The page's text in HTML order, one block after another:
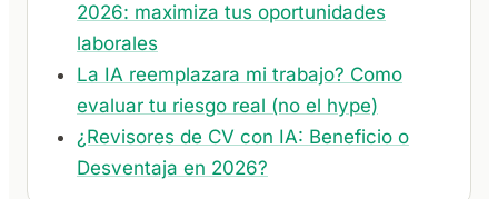
2026: maximiza tus oportunidades
laborales
La IA reemplazara mi trabajo? Como
evaluar tu riesgo real (no el hype)
¿Revisores de CV con IA: Beneficio o
Desventaja en 2026?